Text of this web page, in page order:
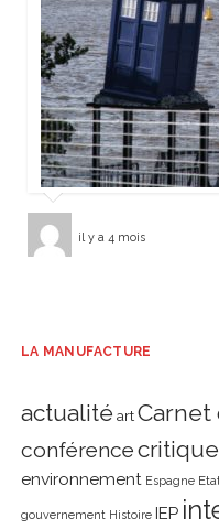
il y a 4 mois
LA MANUFACTURE
actualité art Carnet
conférencecritique
environnement Espagne
gouvernement Histoire IEP